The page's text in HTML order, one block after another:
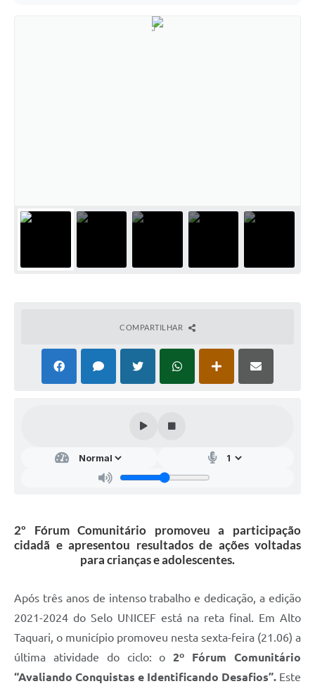
COMPARTILHAR
2º Fórum Comunitário promoveu a participação
cidadã e apresentou resultados de ações voltadas
para crianças e adolescentes.
Após três anos de intenso trabalho e dedicação, a edição
2021-2024 do Selo UNICEF está na reta final. Em Alto
Taquari, o município promoveu nesta sexta-feira (21.06) a
última atividade do ciclo: o2º Fórum Comunitário
“Avaliando Conquistas e Identificando Desafios”. Este